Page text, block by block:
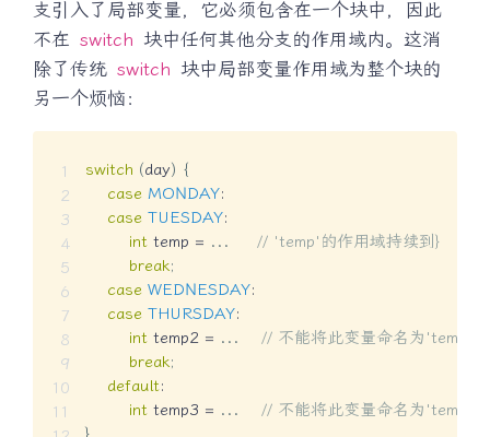
支引入了局部变量，它必须包含在一个块中，因此
不在 switch 块中任何其他分支的作用域内。这消
除了传统 switch 块中局部变量作用域为整个块的
另一个烦恼：
switch (day) {
case MONDAY:
case TUESDAY:
int temp = . . .
// 'temp'的作用域持续到}
break;
case WEDNESDAY:
case THURSDAY:
int temp2 = . . .
// 不能将此变量命名为'temp'
break;
default:
int temp3 = . . .
// 不能将此变量命名为'temp'